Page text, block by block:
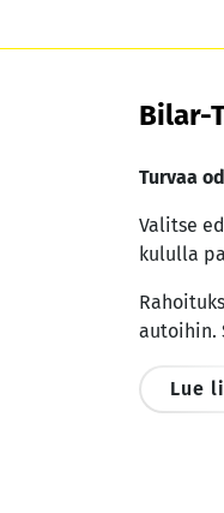
Bilar-
Turvaa
Valitse
kululla
autoihin.
Lue